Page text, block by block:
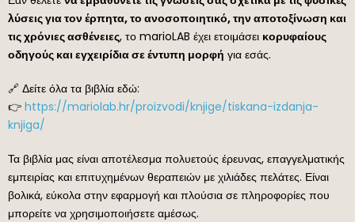
λύσεις για τον έρπητα, το ανοσοποιητικό, την αποτοξίνωση και
τις χρόνιες ασθένειες, το marioLAB έχει ετοιμάσει κορυφαίους
οδηγούς και εγχειρίδια σε έντυπη μορφή για εσάς.
🔗 Δείτε όλα τα βιβλία εδώ:
👉 https://mariolab.hr/proizvodi/knjige/tiskana-izdanja-
knjiga/
Τα βιβλία μας είναι αποτέλεσμα πολυετούς έρευνας, επαγγελματικής
εμπειρίας και επιτυχημένων θεραπειών με χιλιάδες πελάτες. Είναι
βολικά, εύκολα στην εφαρμογή και πλούσια σε πληροφορίες που
μπορείτε να χρησιμοποιήσετε αμέσως.